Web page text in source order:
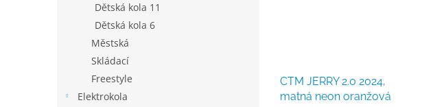
Dětská kola 11
Dětská kola 6
Městská
Skládací
Freestyle
Elektrokola
CTM JERRY 2.0 2024,
matná neon oranžová